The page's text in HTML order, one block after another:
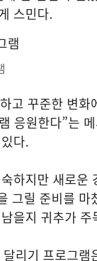
스민다.
고 꾸준한 변
응원한다”는
다.
하지만 새로
그릴 준비를
을지 귀추가 주
리기 프로그